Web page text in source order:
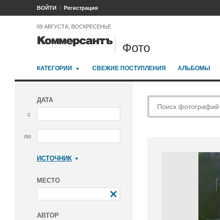
ВОЙТИ Регистрация
09 АВГУСТА, ВОСКРЕСЕНЬЕ
Фото
КАТЕГОРИИ СВЕЖИЕ ПОСТУПЛЕНИЯ АЛЬБОМЫ
ДАТА
с
по
ИСТОЧНИК
МЕСТО
АВТОР